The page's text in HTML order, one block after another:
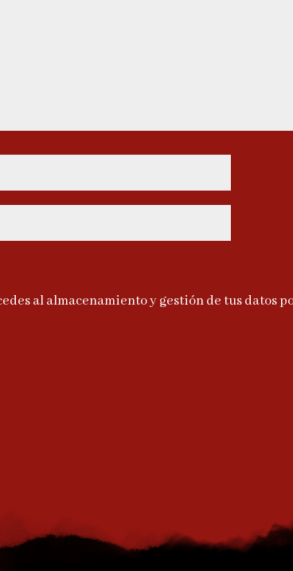
al almacenamiento y gestión de tus datos